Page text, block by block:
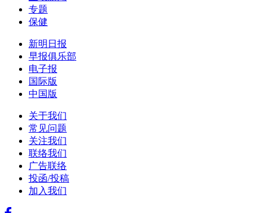
专题
保健
新明日报
早报俱乐部
电子报
国际版
中国版
关于我们
常见问题
关注我们
联络我们
广告联络
投函/投稿
加入我们